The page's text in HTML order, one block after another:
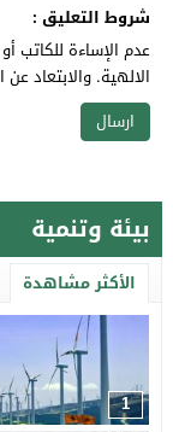
شروط التعليق :
عدم الإساءة للكاتب
الالهية. والابتعاد
بيئة وتنمية
الأكثر مشاهدة
1